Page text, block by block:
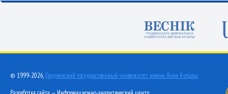
© 1999-2026, Гродненский государственный университет имени Янки Купалы